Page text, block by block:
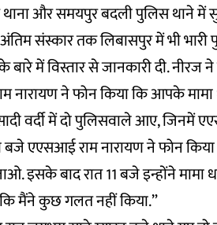
और समयपुर बदली पुलिस थाने में
संस्कार तक लिबासपुर में भी भारी
में विस्तार से जानकारी दी. नीरज
ने फोन किया कि आपके मामा
वर्दी में दो पुलिसवाले आए, जिनमें
एएसआई राम नारायण ने फोन
बाद रात 11 बजे इन्होंने मामा
मैंने कुछ गलत नहीं किया.”